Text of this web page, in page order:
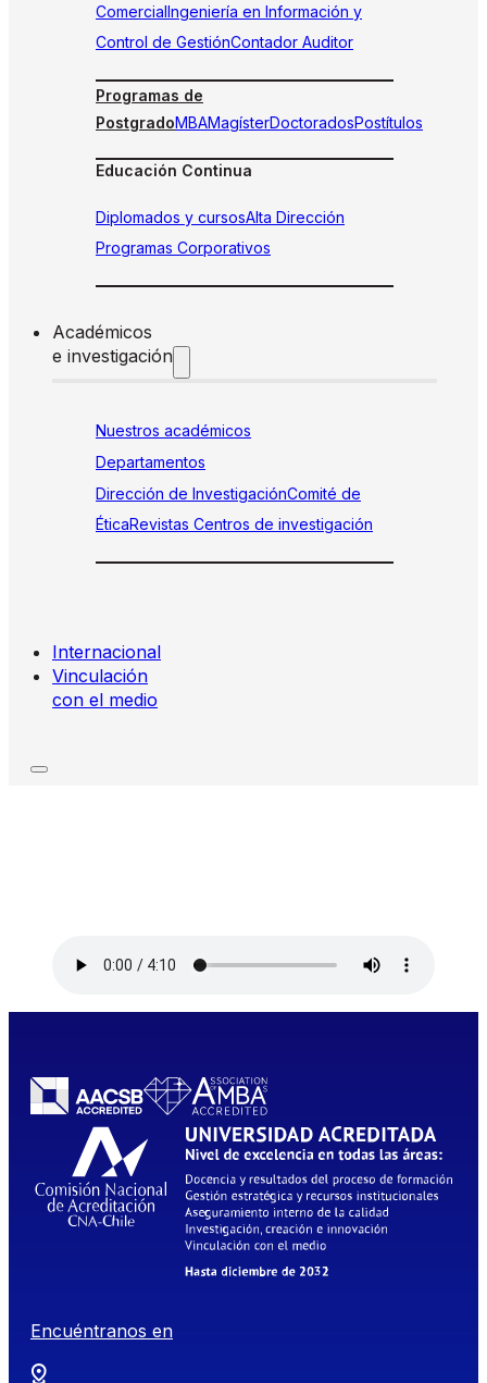
ComercialIngeniería en Información y
Control de GestiónContador Auditor
Programas de
PostgradoMBAMagísterDoctoradosPostítulos
Educación Continua
Diplomados y cursosAlta Dirección
Programas Corporativos
Académicos
e investigación
Nuestros académicos
Departamentos
Dirección de InvestigaciónComité de
ÉticaRevistas Centros de investigación
Internacional
Vinculación
con el medio
Encuéntranos en